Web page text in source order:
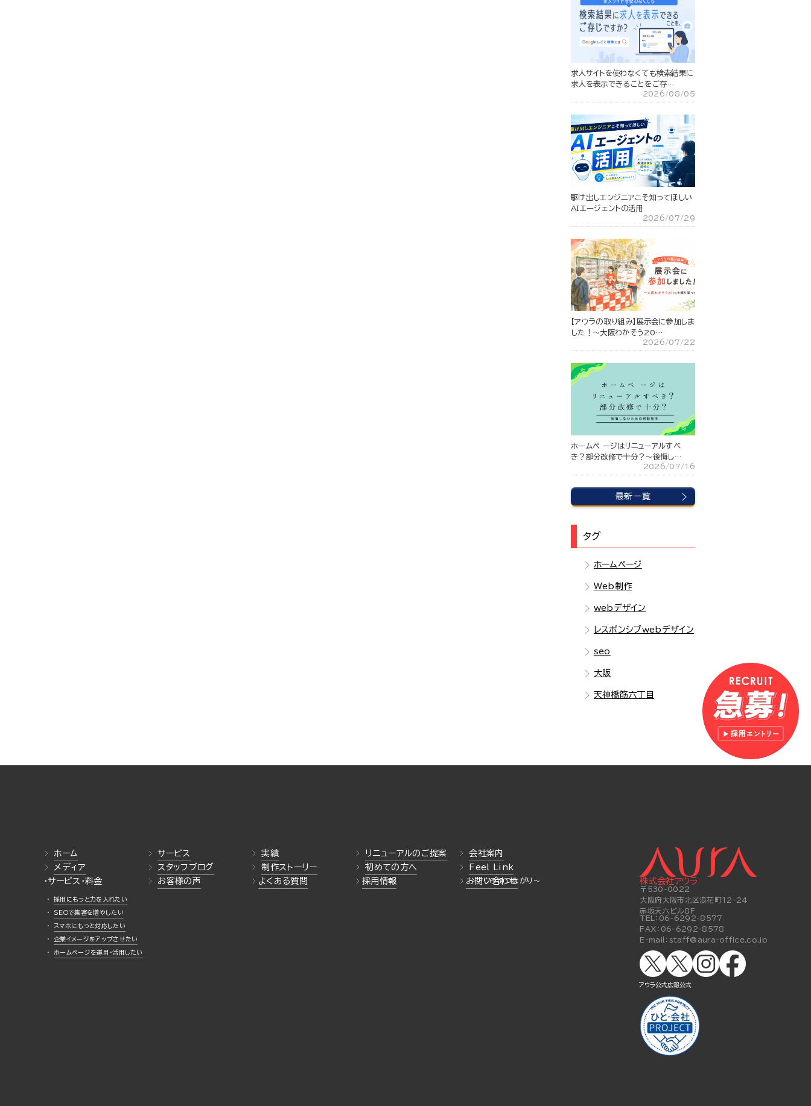
求人サイトを使わなくても検索結果に
求人を表示できることをご存…
2026/08/05
駆け出しエンジニアこそ知ってほしい
AIエージェントの活用
2026/07/29
【アウラの取り組み】展示会に参加しま
した！～大阪わかそう20…
2026/07/22
ホームペ ージはリニューアルすべ
き？部分改修で十分？〜後悔し…
2026/07/16
最新一覧
タグ
ホームページ
Web制作
webデザイン
レスポンシブwebデザイン
seo
大阪
天神橋筋六丁目
ホーム サービス 実績 リニューアルのご提案
会社案内
メディア
スタッフブログ 制作ストーリー 初めての方へ
Feel Link
・サービス・料金
採用にもっと力を入れたい
SEOで集客を増やしたい
スマホにもっと対応したい
企業イメージをアップさせたい
ホームページを運用・活用したい
お客様の声 よくある質問 採用情報 お問い合わせ 株式会社アウラ
〒530-0022
大阪府大阪市北区浪花町12-24
赤坂天六ビル8F
TEL： 06-6292-8577
FAX： 06-6292-8578
E-mail： staff@aura-office.co.jp
アウラ公式広報公式